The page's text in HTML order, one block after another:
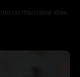
ou mauvaise idée